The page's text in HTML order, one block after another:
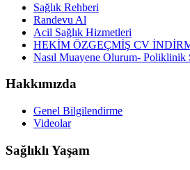
Sağlık Rehberi
Randevu Al
Acil Sağlık Hizmetleri
HEKİM ÖZGEÇMİŞ CV
Nasıl Muayene Olurum- Poliklinik
Hakkımızda
Genel Bilgilendirme
Videolar
Sağlıklı Yaşam